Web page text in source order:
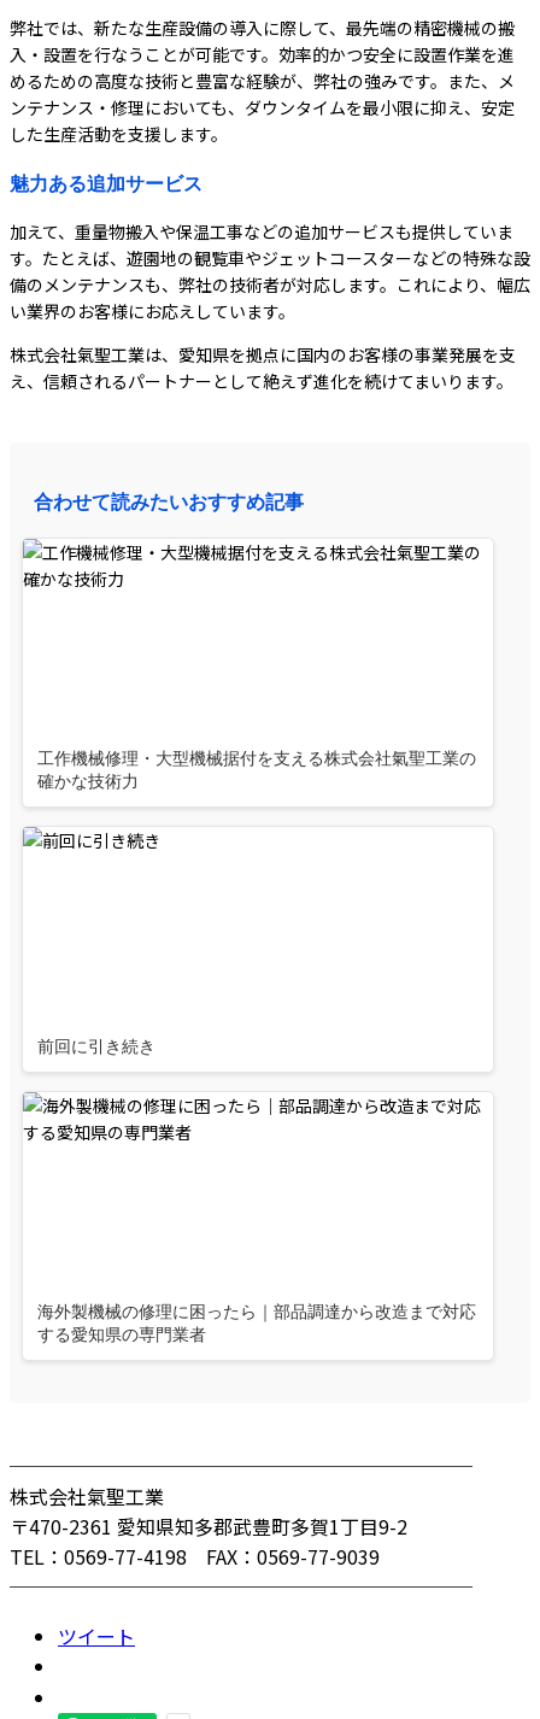
弊社では、新たな生産設備の導入に際して、最先端の精密機械の搬
入・設置を行なうことが可能です。効率的かつ安全に設置作業を進
めるための高度な技術と豊富な経験が、弊社の強みです。また、メ
ンテナンス・修理においても、ダウンタイムを最小限に抑え、安定
した生産活動を支援します。
魅力ある追加サービス
加えて、重量物搬入や保温工事などの追加サービスも提供していま
す。たとえば、遊園地の観覧車やジェットコースターなどの特殊な設
備のメンテナンスも、弊社の技術者が対応します。これにより、幅広
い業界のお客様にお応えしています。
株式会社氣聖工業は、愛知県を拠点に国内のお客様の事業発展を支
え、信頼されるパートナーとして絶えず進化を続けてまいります。
合わせて読みたいおすすめ記事
工作機械修理・大型機械据付を支える株式会社氣聖工業の
確かな技術力
前回に引き続き
海外製機械の修理に困ったら｜部品調達から改造まで対応
する愛知県の専門業者
────────────────────────
株式会社氣聖工業
〒470-2361 愛知県知多郡武豊町多賀1丁目9-2
TEL：0569-77-4198 FAX：0569-77-9039
────────────────────────
ツイート